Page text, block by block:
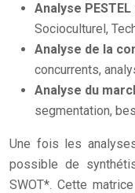
Analyse PESTEL
Socioculturel,
Analyse de la
concurrents,
Analyse du
segmentation,
Une fois les
possible de
SWOT*. Cette